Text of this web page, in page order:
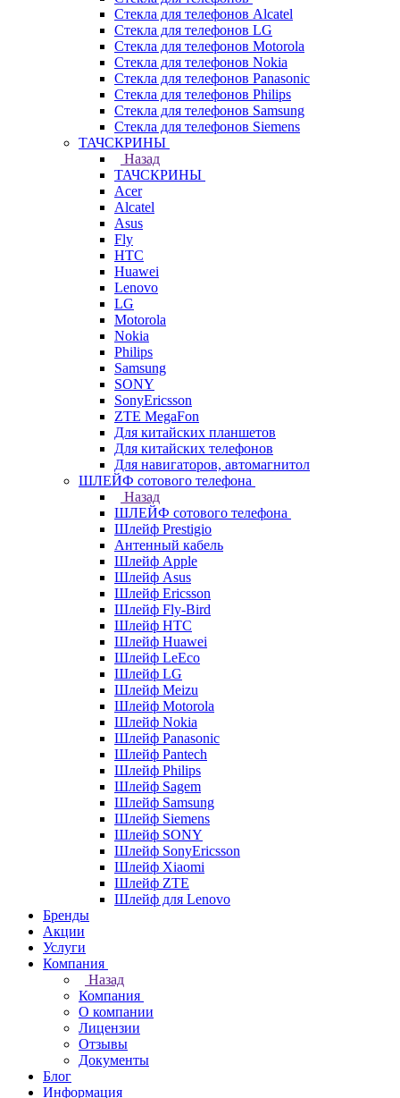
Стекла для телефонов Alcatel
Стекла для телефонов LG
Стекла для телефонов Motorola
Стекла для телефонов Nokia
Стекла для телефонов Panasonic
Стекла для телефонов Philips
Стекла для телефонов Samsung
Стекла для телефонов Siemens
ТАЧСКРИНЫ
Назад
ТАЧСКРИНЫ
Acer
Alcatel
Asus
Fly
HTC
Huawei
Lenovo
LG
Motorola
Nokia
Philips
Samsung
SONY
SonyEricsson
ZTE MegaFon
Для китайских планшетов
Для китайских телефонов
Для навигаторов, автомагнитол
ШЛЕЙФ сотового телефона
Назад
ШЛЕЙФ сотового телефона
Шлейф Prestigio
Антенный кабель
Шлейф Apple
Шлейф Asus
Шлейф Ericsson
Шлейф Fly-Bird
Шлейф HTC
Шлейф Huawei
Шлейф LeEco
Шлейф LG
Шлейф Meizu
Шлейф Motorola
Шлейф Nokia
Шлейф Panasonic
Шлейф Pantech
Шлейф Philips
Шлейф Sagem
Шлейф Samsung
Шлейф Siemens
Шлейф SONY
Шлейф SonyEricsson
Шлейф Xiaomi
Шлейф ZTE
Шлейф для Lenovo
Бренды
Акции
Услуги
Компания
Назад
Компания
О компании
Лицензии
Отзывы
Документы
Блог
Информация